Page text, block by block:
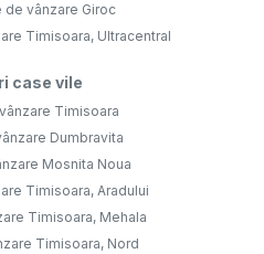
de vânzare Giroc
Timisoara, Ultracentral
case vile
Timisoara
Dumbravita
Mosnita Noua
Timisoara, Aradului
Timisoara, Mehala
Timisoara, Nord